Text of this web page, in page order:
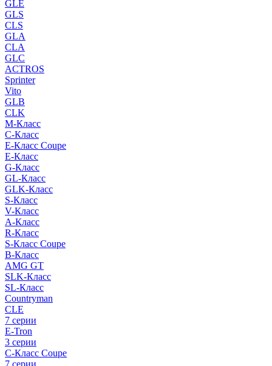
GLE
GLS
CLS
GLA
CLA
GLC
ACTROS
Sprinter
Vito
GLB
CLK
M-Класс
C-Класс
E-Класс Coupe
E-Класс
G-Класс
GL-Класс
GLK-Класс
S-Класс
V-Класс
A-Класс
R-Класс
S-Класс Сoupe
B-Класс
AMG GT
SLK-Класс
SL-Класс
Countryman
CLE
7 серии
E-Tron
3 серии
C-Класс Coupe
7 серии